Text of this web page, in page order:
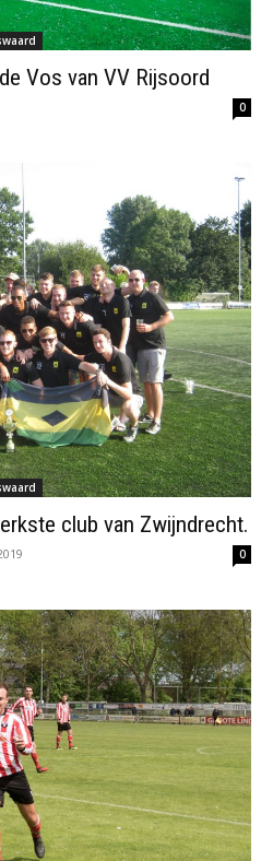
Vos van VV Rijsoord
0
club van Zwijndrecht.
0